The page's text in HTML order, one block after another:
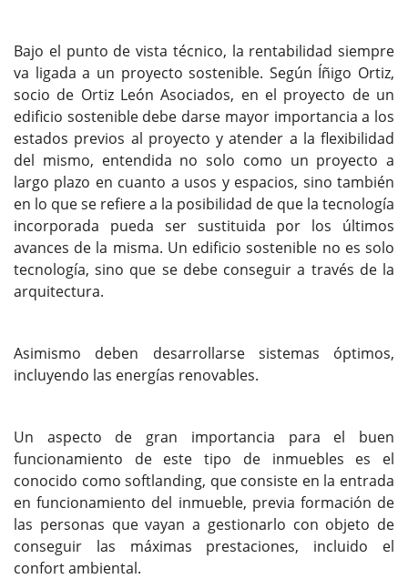
Bajo el punto de vista técnico, la rentabilidad siempre
va ligada a un proyecto sostenible. Según Íñigo Ortiz,
socio de Ortiz León Asociados, en el proyecto de un
edificio sostenible debe darse mayor importancia a los
estados previos al proyecto y atender a la flexibilidad
del mismo, entendida no solo como un proyecto a
largo plazo en cuanto a usos y espacios, sino también
en lo que se refiere a la posibilidad de que la tecnología
incorporada pueda ser sustituida por los últimos
avances de la misma. Un edificio sostenible no es solo
tecnología, sino que se debe conseguir a través de la
arquitectura.
Asimismo deben desarrollarse sistemas óptimos,
incluyendo las energías renovables.
Un aspecto de gran importancia para el buen
funcionamiento de este tipo de inmuebles es el
conocido como softlanding, que consiste en la entrada
en funcionamiento del inmueble, previa formación de
las personas que vayan a gestionarlo con objeto de
conseguir las máximas prestaciones, incluido el
confort ambiental.